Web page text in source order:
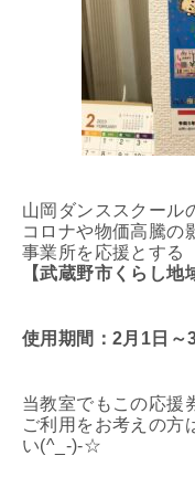
山岡ダンススクール
コロナや物価高騰の
事業所を応援とする
【武蔵野市くらし地
使用期間：2月1日～
当教室でもこの応援
ご利用をお考えの方
い(^_-)-☆